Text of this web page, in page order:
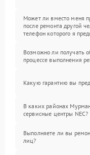
Может ли вместо меня
после ремонта другой
телефон которого я
Возможно ли получать
процессе выполнения
Какую гарантию вы
В каких районах
сервисные центры NEC?
Выполняете ли вы
лиц?